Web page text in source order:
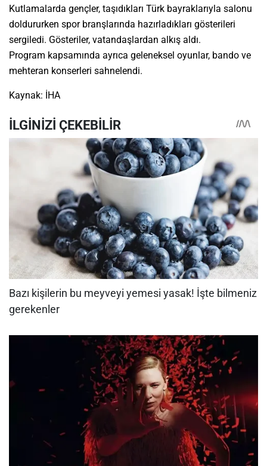
Kutlamalarda gençler, taşıdıkları Türk bayraklarıyla salonu
doldururken spor branşlarında hazırladıkları gösterileri
sergiledi. Gösteriler, vatandaşlardan alkış aldı.
Program kapsamında ayrıca geleneksel oyunlar, bando ve
mehteran konserleri sahnelendi.
Kaynak: İHA